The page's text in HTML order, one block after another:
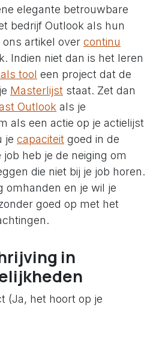
elegante betrouwbare
bedrijf Outlook als hun
artikel over continu
Indien niet dan is het leren
tool een project dat de
Masterlijst staat. Zet dan
Outlook als je
als een actie op je actielijst
je capaciteit goed in de
heb je de neiging om
die niet bij je job horen.
omhanden en je wil je
goed op met het
in
(Ja, het hoort op je